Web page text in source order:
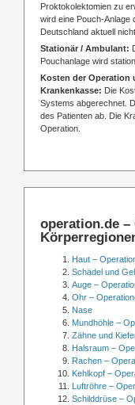
Proktokolektomien zu
wird eine Pouch-Anlage
Deutschland aktuell
Stationär / Ambulant:
Pouchanlage wird
Kosten der Operation
Krankenkasse: Die
Systems abgerechnet.
des Patienten ab. Die
Operation.
operation.de –
Haut –
Schädel und
Auge –
Ohr –
Nase
Mundhöhle –
Zähne und
Halsraum –
Rachen –
Kehlkopf –
Luftröhre –
Schilddrüse –